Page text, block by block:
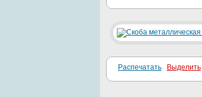
Распечатать Выделить